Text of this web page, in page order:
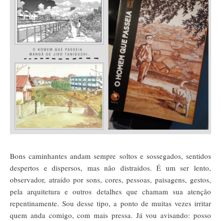
Bons caminhantes andam sempre soltos e sossegados, sentidos
despertos e dispersos, mas não distraídos. É um ser lento,
observador, atraído por sons, cores, pessoas, paisagens, gestos,
pela arquitetura e outros detalhes que chamam sua atenção
repentinamente. Sou desse tipo, a ponto de muitas vezes irritar
quem anda comigo, com mais pressa. Já vou avisando: posso